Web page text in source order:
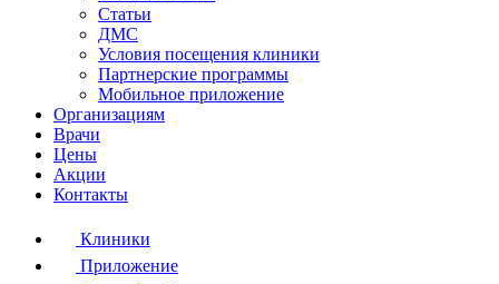
Статьи
ДМС
Условия посещения клиники
Партнерские программы
Мобильное приложение
Организациям
Врачи
Цены
Акции
Контакты
Клиники
Приложение